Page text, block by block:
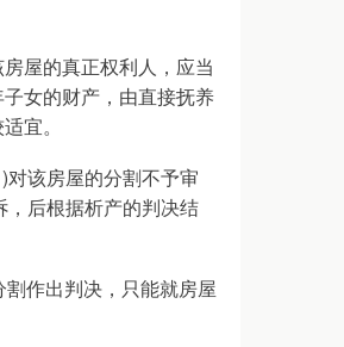
屋的真正权利人，应当
女的财产，由直接抚养
宜。
该房屋的分割不予审
后根据析产的判决结
作出判决，只能就房屋